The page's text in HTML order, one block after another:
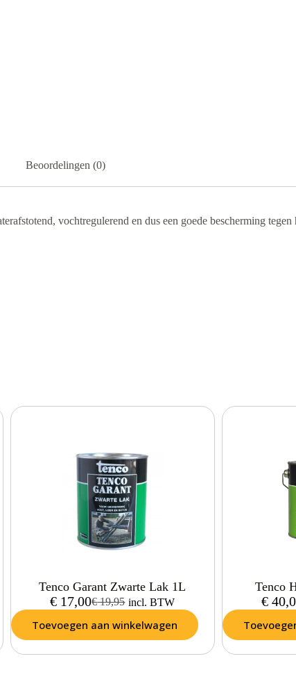
Beoordelingen (0)
vochtregulerend en dus een goede bescherming
Tenco Garant Zwarte Lak 1L
€19,95
€ 17,00 incl. BTW
Toevoegen aan winkelwagen
Tenco
€